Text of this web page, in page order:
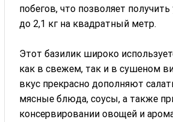
побегов, что позволяет
до 2,1 кг на квадратный метр.
Этот базилик широко
как в свежем, так и в сушеном
вкус прекрасно дополняют
мясные блюда, соусы, а также
консервировании овощей и